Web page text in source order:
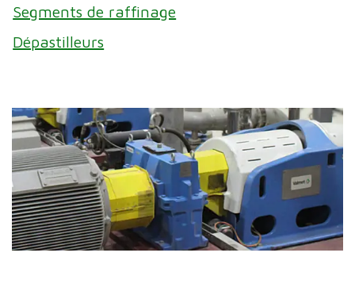
Segments de raffinage
Dépastilleurs